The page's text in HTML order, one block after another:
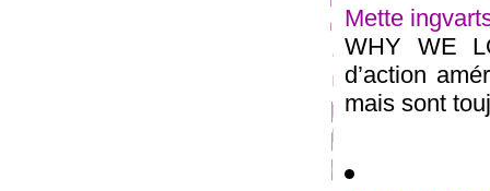
Mette
WHY WE
d’action
mais sont